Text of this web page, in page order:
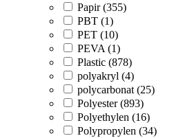
Papir (355)
PBT (1)
PET (10)
PEVA (1)
Plastic (878)
polyakryl (4)
polycarbonat (25)
Polyester (893)
Polyethylen (16)
Polypropylen (34)